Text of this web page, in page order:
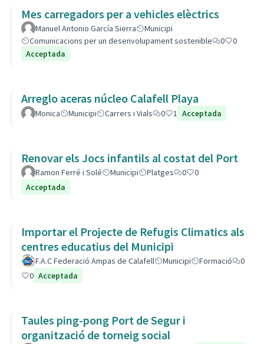
Mes carregadors per a vehicles elèctrics
Manuel Antonio García Sierra
Municipi
Comunicacions per un desenvolupament sostenible
0
0
Acceptada
Arreglo aceras núcleo Calafell Playa
Monica Municipi Carrers i Vials 0 1 Acceptada
Renovar els Jocs infantils al costat del Port
Ramon Ferré i Solé Municipi Platges 0
0
Acceptada
Importar el Projecte de Refugis Climatics als
centres educatius del Municipi
F.A.C Federació Ampas de Calafell Municipi Formació
0
0 Acceptada
Taules ping-pong Port de Segur i
organització de torneig social